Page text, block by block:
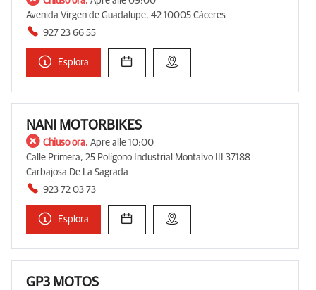
Avenida Virgen de Guadalupe, 42 10005 Cáceres
927 23 66 55
Esplora
NANI MOTORBIKES
Chiuso ora. Apre alle 10:00
Calle Primera, 25 Polígono Industrial Montalvo III 37188
Carbajosa De La Sagrada
923 72 03 73
Esplora
GP3 MOTOS